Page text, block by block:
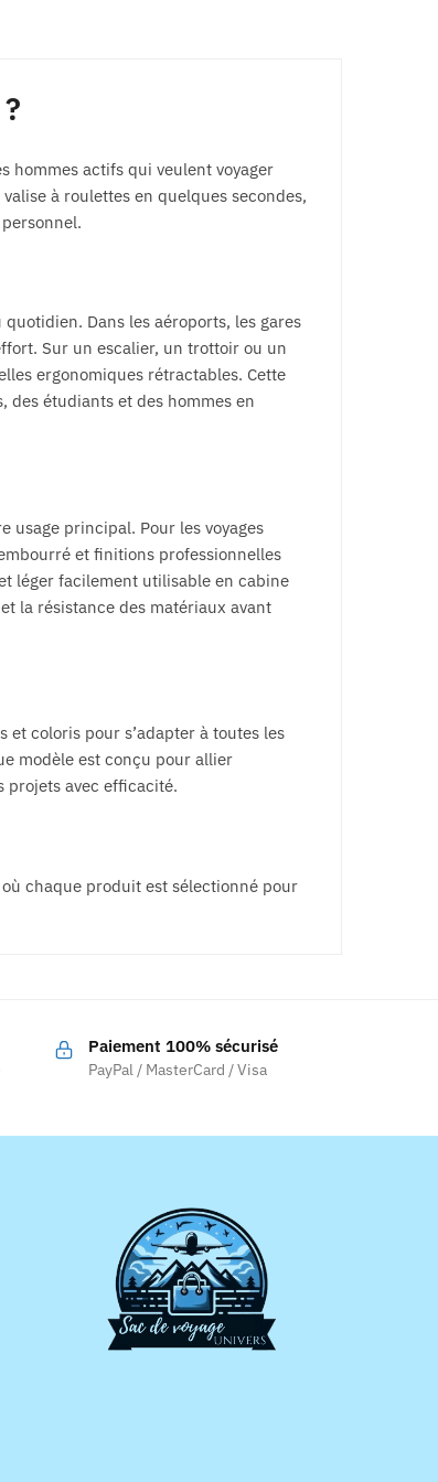
hommes actifs qui veulent voyager
à roulettes en quelques secondes,
Dans les aéroports, les gares
Sur un escalier, un trottoir ou un
ergonomiques rétractables. Cette
des étudiants et des hommes en
usage principal. Pour les voyages
et finitions professionnelles
léger facilement utilisable en cabine
la résistance des matériaux avant
et coloris pour s’adapter à toutes les
modèle est conçu pour allier
projets avec efficacité.
chaque produit est sélectionné pour
Paiement 100% sécurisé
PayPal / MasterCard / Visa